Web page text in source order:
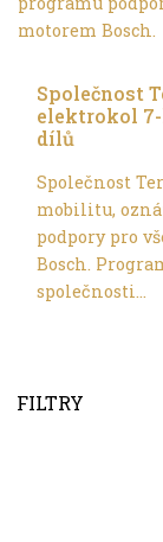
FILTRY
Společnost
elektrokol
dílů
Společnost
mobilitu,
podpory pro
Bosch.
společnosti...